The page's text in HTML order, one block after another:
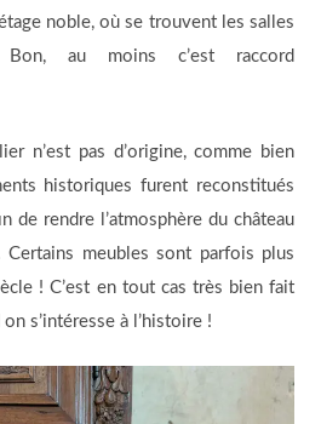
noble, où se trouvent les salles
Bon, au moins c’est raccord
n’est pas d’origine, comme bien
historiques furent reconstitués
de rendre l’atmosphère du château
meubles sont parfois plus
! C’est en tout cas très bien fait
s’intéresse à l’histoire !